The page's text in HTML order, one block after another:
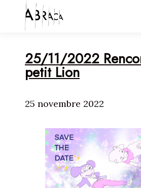
HOME
ACTIONS
25/11/2022
petit Lion
25 novembre 2022